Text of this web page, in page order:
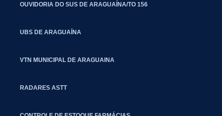
OUVIDORIA DO SUS DE ARAGUAÍNA/TO 156
UBS DE ARAGUAÍNA
VTN MUNICIPAL DE ARAGUAINA
RADARES ASTT